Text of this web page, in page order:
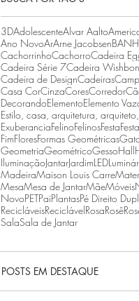
3DAdolescenteAlvar Aalto
Ano NovoArArne Jacobsen
CachorrinhoCachorroCadeira
Cadeira Série 7Cadeira
Cadeira de DesignCadeiras
Casa CorCinzaCoresCorredor
DecorandoElementoElemento
Estilo, casa, arquitetura,
ExuberanciaFelinoFelinosFesta
FimFloresFormas Geométricas
GeometriaGeométricoGessoHall
IluminaçãoJantarJardimLED
MadeiraMaison Louis Carre
MesaMesa de JantarMãeMóveis
NovoPETPaiPlantasPé Direito
RecicláveisReciclávelRosaRosê
SalaSala de Jantar
POSTS EM DESTAQUE